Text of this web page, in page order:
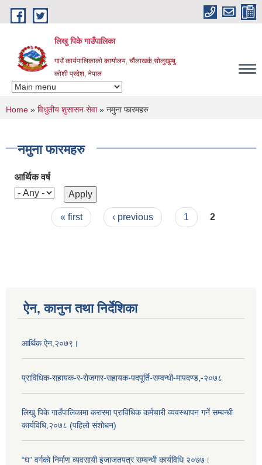
Skip to main content
लिखु पिके गाउँपालिका
गाउँ कार्यपालिकाको कार्यालय, चौंलाखर्क,सोलुखुम्बु
कोशी प्रदेश, नेपाल
You are here
Home » विधुतीय शुसासन सेवा» नमुना फारमहरु
नमुना फारमहरु
आर्थिक वर्ष
Pages« first ‹ previous 1 2
ऐन, कानुन तथा निर्देशिका
आर्थिक ऐन,२०७९।
प्राविधिक-सहायक-र-रोजगार-सहायक-पदपूर्ति-सम्वन्धी-मापदण्ड,-२०७८
लिखु पिके गाउँपालिकामा करारमा प्राविधिक कर्मचारी व्यवस्थापन गर्ने सम्बन्धी
कार्यविधि,२०७८ (पहिलो संशोधन)
“घ” वर्गको निर्माण व्यवसायी इजाजतपत्र सम्बन्धी कार्यविधि २०७७।